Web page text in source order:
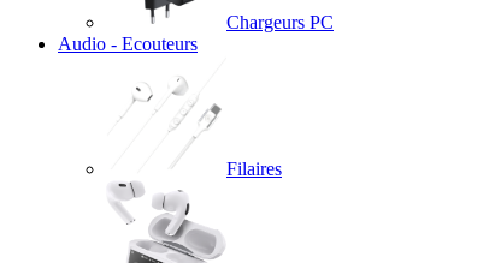
Chargeurs PC
Audio - Ecouteurs
Filaires